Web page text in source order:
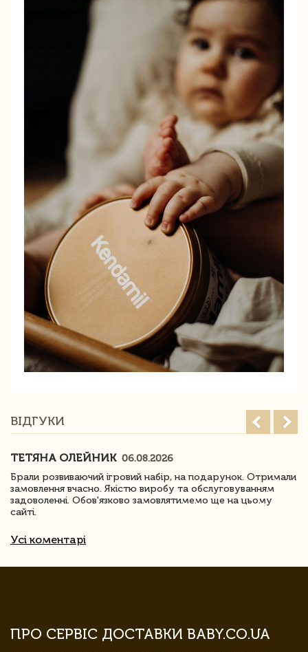
ВІДГУКИ
ТЕТЯНА ОЛЕЙНИК 06.08.2026
Брали розвиваючий ігровий набір, на подарунок. Отримали
замовлення вчасно. Якістю виробу та обслуговуванням
задоволенні. Обов'язково замовлятимемо ще на цьому
сайті.
Усі коментарі
ПРО СЕРВІС ДОСТАВКИ BABY.CO.UA